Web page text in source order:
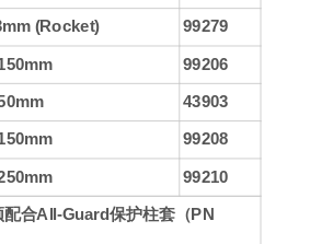
(Rocket) 99279
99206
43903
99208
99210
合All-Guard保护柱套（PN